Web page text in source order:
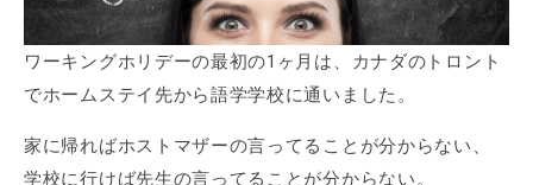
ワーキングホリデーの最初の1ヶ月は、カナダのトロント
でホームステイ先から語学学校に通いました。
家に帰ればホストマザーの言ってることが分からない、
学校に行けば先生の言ってることが分からない。